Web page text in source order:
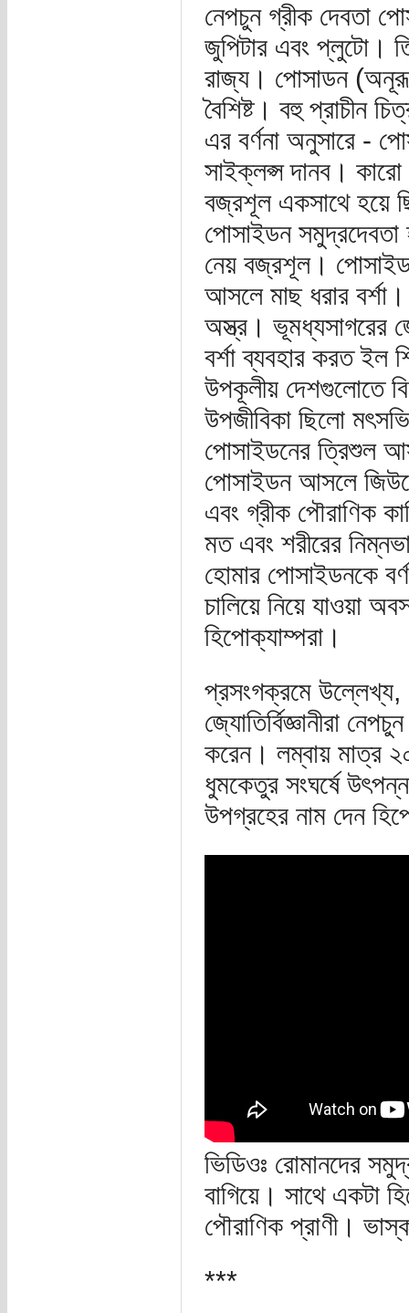
নেপচুন গ্রীক দেবতা
জুপিটার এবং প্লুটো।
রাজ্য। পোসাডন
বৈশিষ্ট। বহু প্রাচীন
এর বর্ণনা অনুসারে -
সাইক্লপ্স দানব।
বজ্রশূল একসাথে হয়ে
পোসাইডন
নেয় বজ্রশূল।
আসলে মাছ ধরার
অস্ত্র। ভূমধ্যসাগরের
বর্শা ব্যবহার করত ইল
উপকূলীয় দেশগুলোতে
উপজীবিকা ছিলো
পোসাইডনের ত্রিশুল
পোসাইডন আসলে
এবং গ্রীক পৌরাণিক
মত এবং শরীরের
হোমার পোসাইডনকে
চালিয়ে নিয়ে যাওয়া
হিপোক্যাম্পরা।
প্রসংগক্রমে উল্লেখ্য,
জ্যোতির্বিজ্ঞানীরা
করেন। লম্বায় মাত্র
ধুমকেতুর সংঘর্ষে
উপগ্রহের নাম দেন
ভিডিওঃ রোমানদের
বাগিয়ে। সাথে একটা
পৌরাণিক প্রাণী।
***